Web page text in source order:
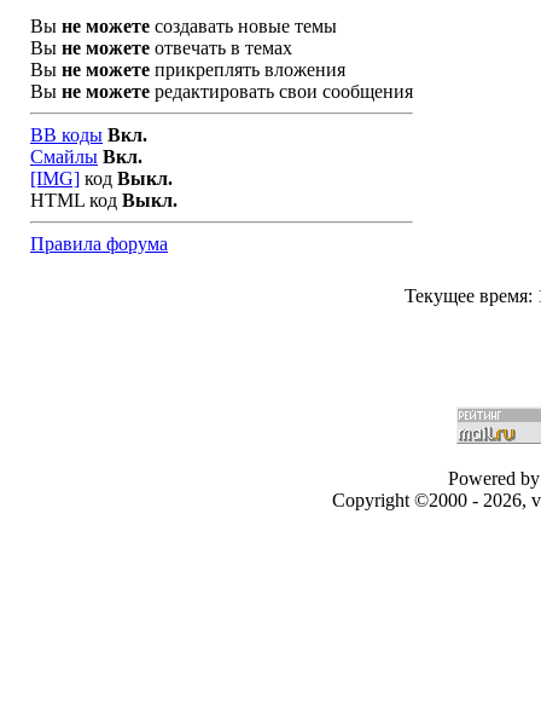
Вы не можете создавать новые темы
Вы не можете отвечать в темах
Вы не можете прикреплять вложения
Вы не можете редактировать свои сообщения
BB коды Вкл.
Смайлы Вкл.
[IMG] код Выкл.
HTML код Выкл.
Правила форума
Текущее время:
Powered
Copyright ©2000 - 2026,